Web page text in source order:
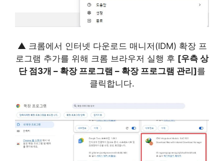
▲ 크롬에서 인터넷 다운로드 매니저(IDM) 확장 프
로그램 추가를 위해 크롬 브라우저 실행 후 [우측 상
단 점3개 – 확장 프로그램 – 확장 프로그램 관리]를
클릭합니다.